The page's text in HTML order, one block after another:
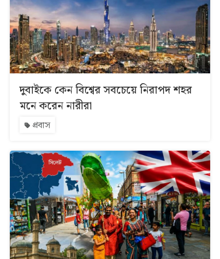
দুবাইকে কেন বিশ্বের সবচেয়ে নিরাপদ শহর
মনে করেন নারীরা
প্রবাস